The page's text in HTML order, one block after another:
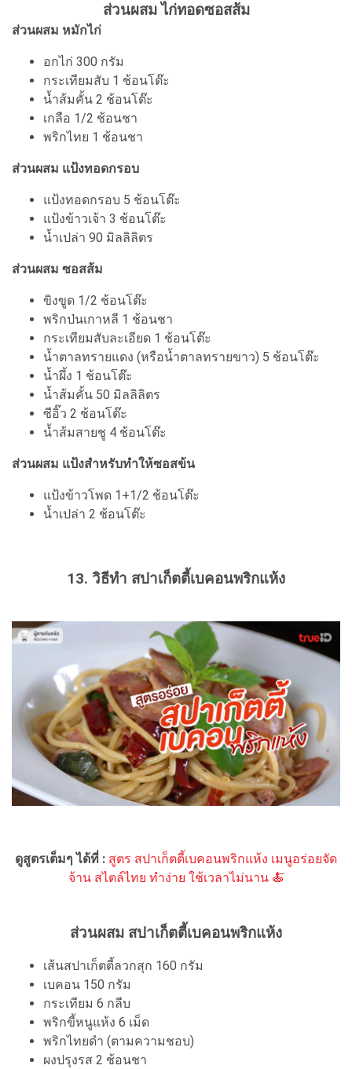
ส่วนผสม ไก่ทอดซอสส้ม
ส่วนผสม หมักไก่
อกไก่ 300 กรัม
กระเทียมสับ 1 ช้อนโต๊ะ
น้ำส้มคั้น 2 ช้อนโต๊ะ
เกลือ 1/2 ช้อนชา
พริกไทย 1 ช้อนชา
ส่วนผสม แป้งทอดกรอบ
แป้งทอดกรอบ 5 ช้อนโต๊ะ
แป้งข้าวเจ้า 3 ช้อนโต๊ะ
น้ำเปล่า 90 มิลลิลิตร
ส่วนผสม ซอสส้ม
ขิงขูด 1/2 ช้อนโต๊ะ
พริกป่นเกาหลี 1 ช้อนชา
กระเทียมสับละเอียด 1 ช้อนโต๊ะ
น้ำตาลทรายแดง (หรือน้ำตาลทรายขาว) 5 ช้อนโต๊ะ
น้ำผึ้ง 1 ช้อนโต๊ะ
น้ำส้มคั้น 50 มิลลิลิตร
ซีอิ๊ว 2 ช้อนโต๊ะ
น้ำส้มสายชู 4 ช้อนโต๊ะ
ส่วนผสม แป้งสำหรับทำให้ซอสข้น
แป้งข้าวโพด 1+1/2 ช้อนโต๊ะ
น้ำเปล่า 2 ช้อนโต๊ะ
13. วิธีทำ สปาเก็ตตี้เบคอนพริกแห้ง
ดูสูตรเต็มๆ ได้ที่ : สูตร สปาเก็ตตี้เบคอนพริกแห้ง เมนูอร่อยจัด
จ้าน สไตล์ไทย ทำง่าย ใช้เวลาไม่นาน 🍝
ส่วนผสม สปาเก็ตตี้เบคอนพริกแห้ง
เส้นสปาเก็ตตี้ลวกสุก 160 กรัม
เบคอน 150 กรัม
กระเทียม 6 กลีบ
พริกขี้หนูแห้ง 6 เม็ด
พริกไทยดำ (ตามความชอบ)
ผงปรุงรส 2 ช้อนชา